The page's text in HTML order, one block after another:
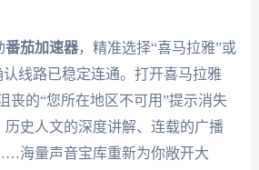
番茄加速器，精准选择“喜马拉雅”或
线路已稳定连通。打开喜马拉雅
丧的“您所在地区不可用”提示消失
历史人文的深度讲解、连载的广播
海量声音宝库重新为你敞开大